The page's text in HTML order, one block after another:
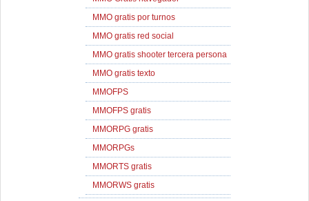
MMO gratis por turnos
MMO gratis red social
MMO gratis shooter tercera persona
MMO gratis texto
MMOFPS
MMOFPS gratis
MMORPG gratis
MMORPGs
MMORTS gratis
MMORWS gratis